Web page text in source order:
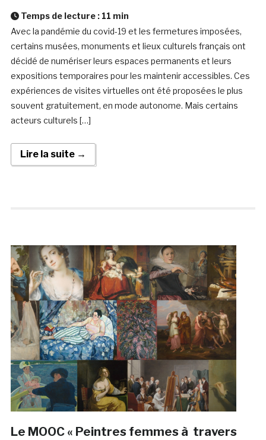
Temps de lecture : 11 min
Avec la pandémie du covid-19 et les fermetures imposées,
certains musées, monuments et lieux culturels français ont
décidé de numériser leurs espaces permanents et leurs
expositions temporaires pour les maintenir accessibles. Ces
expériences de visites virtuelles ont été proposées le plus
souvent gratuitement, en mode autonome. Mais certains
acteurs culturels […]
Lire la suite →
Le MOOC « Peintres femmes à travers